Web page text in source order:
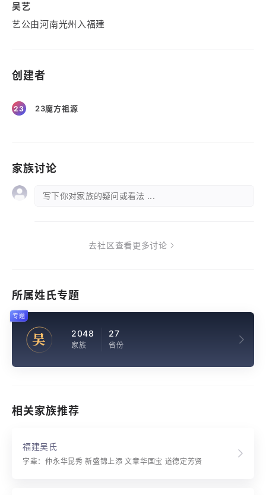
吴艺
艺公由河南光州入福建
创建者
23 23魔方祖源
家族讨论
写下你对家族的疑问或看法 ...
去社区查看更多讨论
所属姓氏专题
吴 2048
家族
27
省份
专题
相关家族推荐
福建吴氏
字辈：仲永华昆秀 新盛锦上添 文章华国宝 道德定芳贤